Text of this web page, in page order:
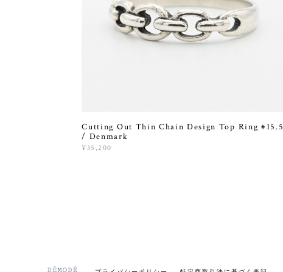
Cutting Out Thin Chain Design Top Ring #15.5
/ Denmark
¥35,200